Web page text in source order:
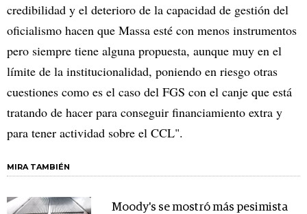
credibilidad y el deterioro de la capacidad de gestión del
oficialismo hacen que Massa esté con menos instrumentos
pero siempre tiene alguna propuesta, aunque muy en el
límite de la institucionalidad, poniendo en riesgo otras
cuestiones como es el caso del FGS con el canje que está
tratando de hacer para conseguir financiamiento extra y
para tener actividad sobre el CCL".
MIRA TAMBIÉN
Moody's se mostró más pesimista